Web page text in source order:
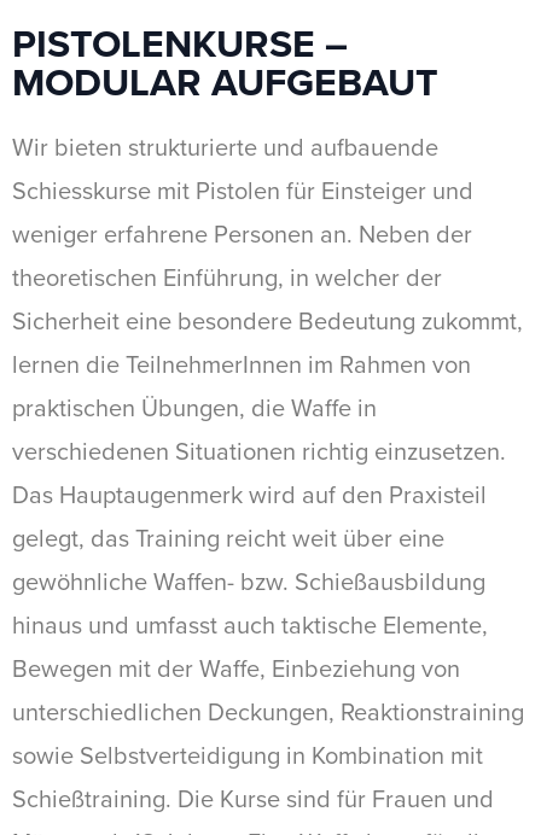
PISTOLENKURSE –
MODULAR AUFGEBAUT
Wir bieten strukturierte und aufbauende
Schiesskurse mit Pistolen für Einsteiger und
weniger erfahrene Personen an. Neben der
theoretischen Einführung, in welcher der
Sicherheit eine besondere Bedeutung zukommt,
lernen die TeilnehmerInnen im Rahmen von
praktischen Übungen, die Waffe in
verschiedenen Situationen richtig einzusetzen.
Das Hauptaugenmerk wird auf den Praxisteil
gelegt, das Training reicht weit über eine
gewöhnliche Waffen- bzw. Schießausbildung
hinaus und umfasst auch taktische Elemente,
Bewegen mit der Waffe, Einbeziehung von
unterschiedlichen Deckungen, Reaktionstraining
sowie Selbstverteidigung in Kombination mit
Schießtraining. Die Kurse sind für Frauen und